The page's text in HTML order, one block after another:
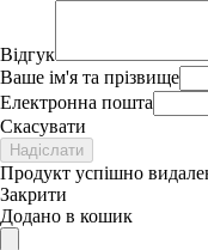
Відгук
Ваше ім'я та прізвище
Електронна пошта
Скасувати
Надіслати
Продукт успішно
Закрити
Додано в кошик